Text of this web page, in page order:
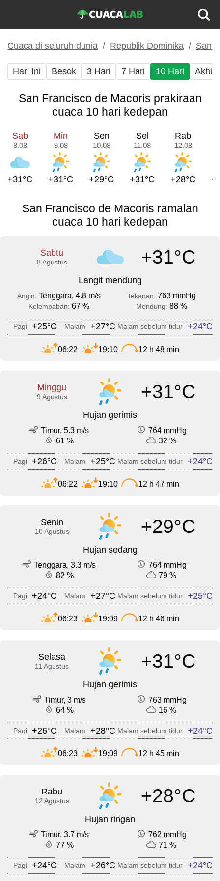
Cuaca di seluruh dunia Republik Dominika San
Hari Ini Besok 3 Hari 7 Hari 10 Hari Akhir
San Francisco de Macoris prakiraan
cuaca 10 hari kedepan
Sab
8.08
+31°C
Min
9.08
+31°C
Sen
10.08
+29°C
Sel
11.08
+31°C
Rab
12.08
+28°C
San Francisco de Macoris ramalan
cuaca 10 hari kedepan
Sabtu
8 Agustus +31°C
Langit mendung
Angin: Tenggara, 4.8 m/s Tekanan: 763 mmHg
Kelembaban: 67 % Mendung: 88 %
Pagi +25°C Malam +27°C Malam sebelum tidur +24°C
06:22 19:10 12 h 48 min
Minggu
9 Agustus +31°C
Hujan gerimis
Timur, 5.3 m/s
764 mmHg
61 %
32 %
Pagi +26°C Malam +25°C Malam sebelum tidur +24°C
06:22 19:10 12 h 47 min
Senin
10 Agustus +29°C
Hujan sedang
Tenggara, 3.3 m/s
764 mmHg
82 %
79 %
Pagi +24°C Malam +27°C Malam sebelum tidur +25°C
06:23 19:09 12 h 46 min
Selasa
11 Agustus +31°C
Hujan gerimis
Timur, 3 m/s
763 mmHg
64 %
16 %
Pagi +26°C Malam +28°C Malam sebelum tidur +24°C
06:23 19:09 12 h 45 min
Rabu
12 Agustus +28°C
Hujan ringan
Timur, 3.7 m/s
762 mmHg
77 %
71 %
Pagi +24°C Malam +26°C Malam sebelum tidur +24°C